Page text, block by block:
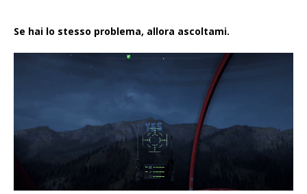
Se hai lo stesso problema, allora ascoltami.